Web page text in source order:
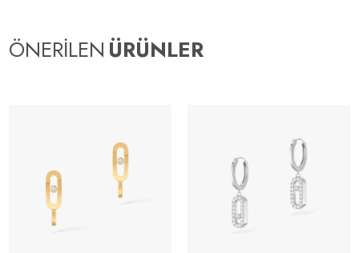
ÖNERİLEN ÜRÜNLER